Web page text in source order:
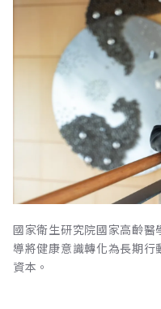
國家衛生研究院國家高齡
導將健康意識轉化為長期
資本。